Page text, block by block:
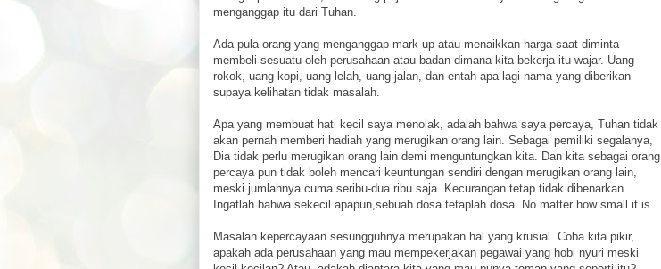
menganggap itu dari Tuhan.
Ada pula orang yang menganggap mark-up atau menaikkan harga saat diminta
membeli sesuatu oleh perusahaan atau badan dimana kita bekerja itu wajar. Uang
rokok, uang kopi, uang lelah, uang jalan, dan entah apa lagi nama yang diberikan
supaya kelihatan tidak masalah.
Apa yang membuat hati kecil saya menolak, adalah bahwa saya percaya, Tuhan tidak
akan pernah memberi hadiah yang merugikan orang lain. Sebagai pemiliki segalanya,
Dia tidak perlu merugikan orang lain demi menguntungkan kita. Dan kita sebagai orang
percaya pun tidak boleh mencari keuntungan sendiri dengan merugikan orang lain,
meski jumlahnya cuma seribu-dua ribu saja. Kecurangan tetap tidak dibenarkan.
Ingatlah bahwa sekecil apapun,sebuah dosa tetaplah dosa. No matter how small it is.
Masalah kepercayaan sesungguhnya merupakan hal yang krusial. Coba kita pikir,
apakah ada perusahaan yang mau mempekerjakan pegawai yang hobi nyuri meski